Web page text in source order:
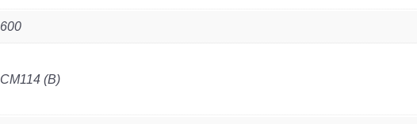
600
CM114 (B)